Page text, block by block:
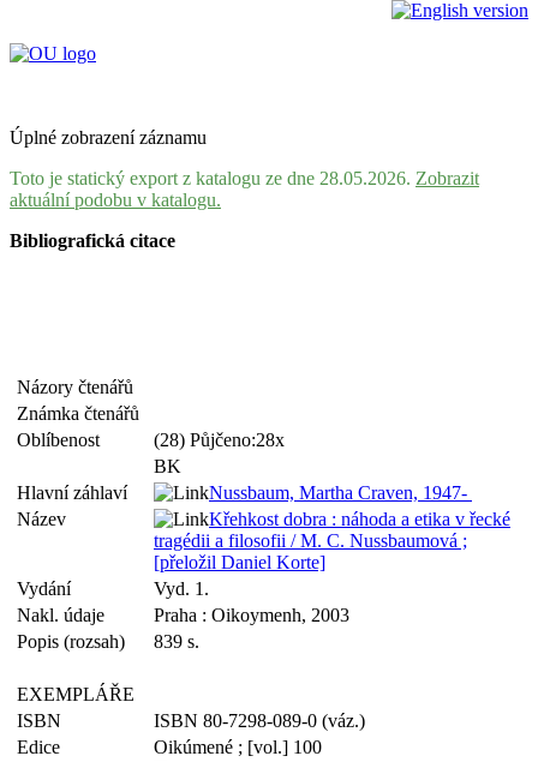
Úplné zobrazení záznamu
Toto je statický export z katalogu ze dne 28.05.2026. Zobrazit
aktuální podobu v katalogu.
Bibliografická citace
Názory čtenářů
Známka čtenářů
Oblíbenost
(28) Půjčeno:28x
BK
Hlavní záhlaví
Nussbaum, Martha Craven, 1947-
Název
Křehkost dobra : náhoda a etika v řecké
tragédii a filosofii / M. C. Nussbaumová ;
[přeložil Daniel Korte]
Vydání
Vyd. 1.
Nakl. údaje
Praha : Oikoymenh, 2003
Popis (rozsah)
839 s.
EXEMPLÁŘE
ISBN
ISBN 80-7298-089-0 (váz.)
Edice
Oikúmené ; [vol.] 100